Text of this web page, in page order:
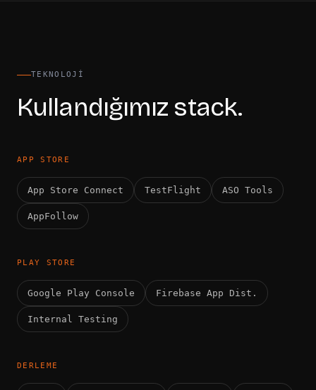
TEKNOLOJI
Kullandığımız stack.
APP STORE
App Store Connect TestFlight ASO Tools
AppFollow
PLAY STORE
Google Play Console Firebase App Dist.
Internal Testing
DERLEME